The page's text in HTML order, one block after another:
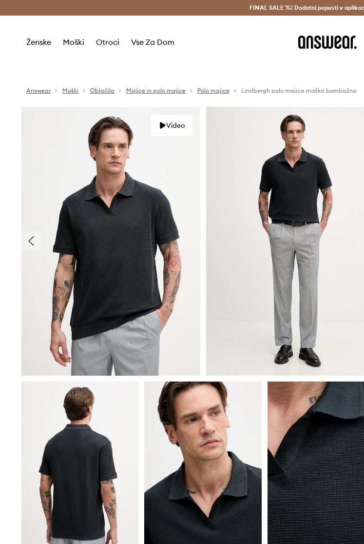
Dostava v 3 dneh > Prihrani z vpisom
FINAL SALE %! Dodatni popusti v
Ženske Moški Otroci Vse Za Dom
Answear Moški Oblačila Majice in polo majice Polo majice Lindbergh polo majica moška bombažna
Video